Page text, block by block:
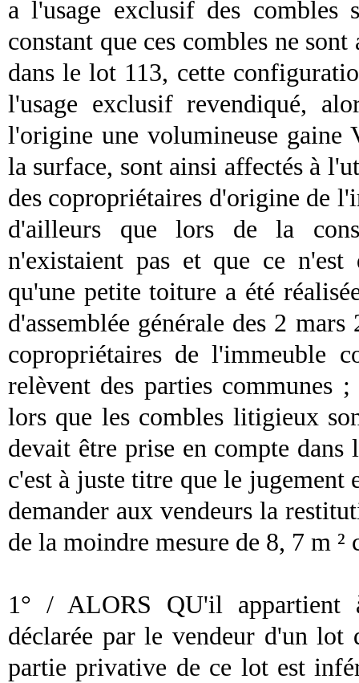
a l'usage exclusif des
constant que ces combles ne
dans le lot 113, cette
l'usage exclusif revendiqué,
l'origine une volumineuse gaine
la surface, sont ainsi affectés à
des copropriétaires d'origine de
d'ailleurs que lors de la
n'existaient pas et que ce n'est
qu'une petite toiture a été
d'assemblée générale des 2
copropriétaires de l'immeuble
relèvent des parties communes
lors que les combles litigieux
devait être prise en compte
c'est à juste titre que le jugement
demander aux vendeurs la
de la moindre mesure de 8, 7 m
1° / ALORS QU'il appartient
déclarée par le vendeur d'un lot
partie privative de ce lot est